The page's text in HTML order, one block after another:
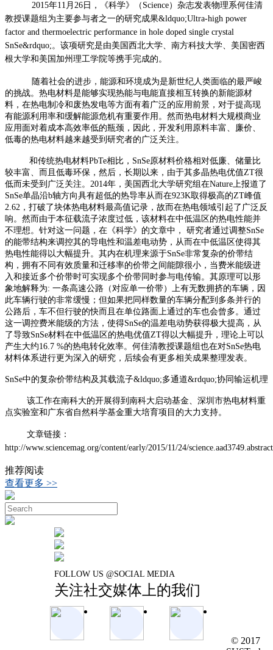
2015年11月26日，《科学》（Science）杂志发表物理系何佳清
教授课题组为主要参与者之一的研究成果&ldquo;Ultra-high power
factor and thermoelectric performance in hole doped single crystal
SnSe&rdquo;。该项研究是由美国西北大学、南方科技大学、美国密西
根大学和美国加州理工学院等携手完成的。
随着社会的进步，能源和环境成为是新世纪人类面临的最严峻
的挑战。热电材料是能够实现热能与电能直接相互转换的新能源材
料，在热电制冷和废热发电等方面有着广泛的应用前景，对于提高现
有能源利用率和缓解能源危机有重要作用。然而热电材料大规模商业
应用面对着成本高效率低的瓶颈，因此，开发利用原料丰富、廉价、
低毒的热电材料越来越受到研究者的广泛关注。
和传统热电材料PbTe相比，SnSe原材料价格相对低廉、储量比
较丰富、而且低毒环保，然后，长期以来，由于其多晶热电优值ZT很
低而未受到广泛关注。2014年，美国西北大学研究组在Nature上报道了
SnSe单晶沿b轴方向具有超低的热导率从而在923K取得极高的ZT峰值
2.62，打破了块体热电材料最高值记录，故而在热电领域引起了广泛反
响。然而由于本征载流子浓度过低，该材料在中低温区的热电性能并
不理想。针对这一问题，在《科学》的文章中， 研究者通过调整SnSe
的能带结构来调控其的导电性和温差电动势，从而在中低温区使得其
热电性能得以大幅提升。其内在机理来源于SnSe非常复杂的价带结
构，拥有不同有效质量和迁移率的价带之间能隙很小，当费米能级进
入和接近多个价带时可实现多个价带同时参与电传输。其原理可以形
象地解释为: 一条高速公路（对应单一价带）上有无数拥挤的车辆，因
此车辆行驶的非常缓慢；但如果把同样数量的车辆分配到多条并行的
公路后，车不但行驶的快而且在单位路面上通过的车也会曾多。通过
这一调控费米能级的方法，使得SnSe的温差电动势获得极大提高，从
了导致SnSe材料在中低温区的热电优值ZT得以大幅提升，理论上可以
产生大约16.7 %的热电转化效率。何佳清教授课题组也在对SnSe热电
材料体系进行更为深入的研究，后续会有更多相关成果整理发表。
SnSe中的复杂价带结构及其载流子&ldquo;多通道&rdquo;协同输运机理
该工作在南科大的开展得到南科大启动基金、深圳市热电材料重
点实验室和广东省自然科学基金重大培育项目的大力支持。
文章链接：
http://www.sciencemag.org/content/early/2015/11/24/science.aad3749.abstract
推荐阅读
查看更多 >>
FOLLOW US @SOCIAL MEDIA
关注社交媒体上的我们
© 2017